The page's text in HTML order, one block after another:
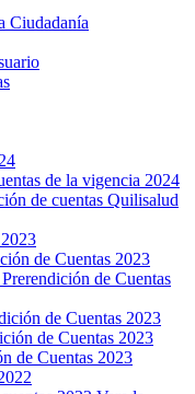
Ciudadanía
de la vigencia 2024
de cuentas Quilisalud
de Cuentas 2023
de Cuentas
de Cuentas 2023
de Cuentas 2023
de Cuentas 2023